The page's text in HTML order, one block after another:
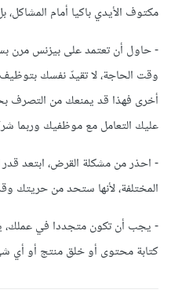
مكتوف الأيدي باكيا أمام المشاكل،
- حاول أن تعتمد على بيزنس مرن
وقت الحاجة، لا تقيدّ نفسك بتوظيف
أخرى فهذا قد يمنعك من التصرف
عليك التعامل مع موظفيك وربما
- احذر من مشكلة القرض، ابتعد قدر
المختلفة، لأنها ستحد من حريتك
- يجب أن تكون متجددا في
كتابة محتوى أو خلق منتج أو أي